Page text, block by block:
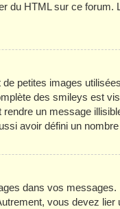
du HTML sur ce
petites images
des smileys est
un message
avoir défini un
dans vos
vous devez